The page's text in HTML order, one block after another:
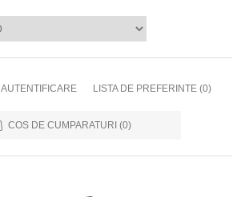
AUTENTIFICARE LISTA DE PREFERINTE (0)
COS DE CUMPARATURI (0)